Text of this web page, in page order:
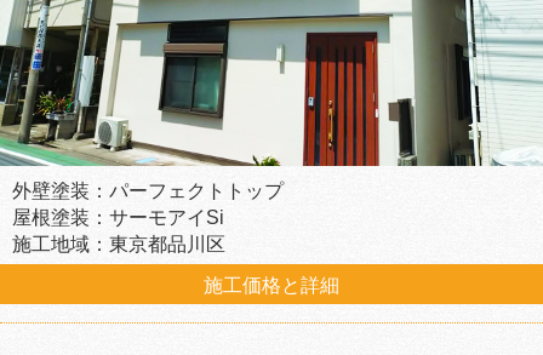
外壁塗装：パーフェクトトップ
屋根塗装：サーモアイSi
施工地域：東京都品川区
施工価格と詳細